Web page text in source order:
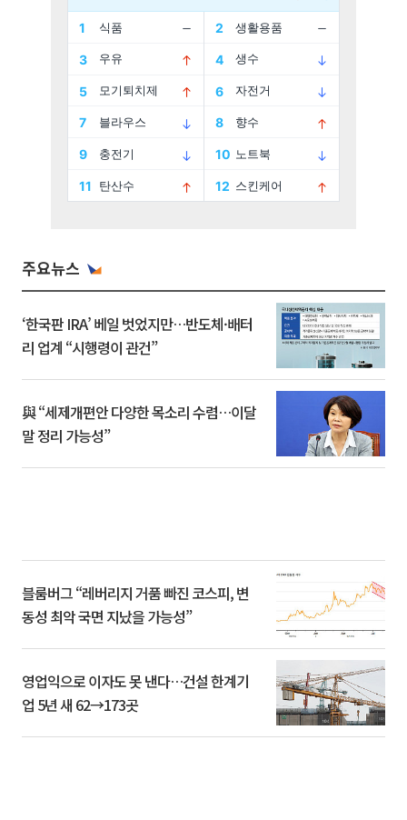
주요뉴스
‘한국판 IRA’ 베일 벗었지만…반도체·배터
리 업계 “시행령이 관건”
與 “세제개편안 다양한 목소리 수렴…이달
말 정리 가능성”
블룸버그 “레버리지 거품 빠진 코스피, 변
동성 최악 국면 지났을 가능성”
영업익으로 이자도 못 낸다…건설 한계기
업 5년 새 62→173곳